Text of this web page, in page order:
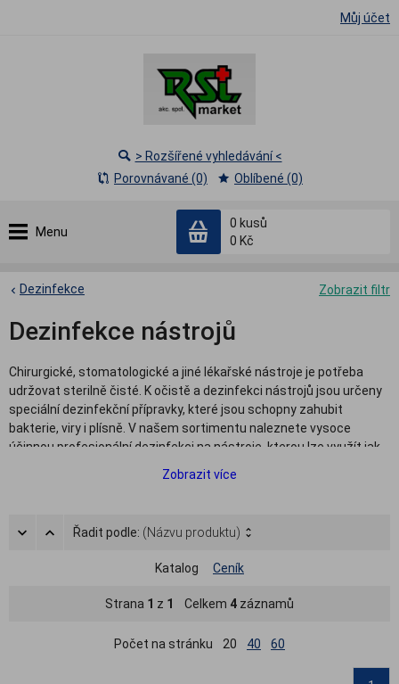
Můj účet
Menu
0 kusů
0 Kč
> Rozšířené vyhledávání <
Porovnávané (0)
Oblíbené (0)
Zobrazit filtr
Dezinfekce
Dezinfekce nástrojů
Chirurgické, stomatologické a jiné lékařské nástroje je potřeba
udržovat sterilně čisté. K očistě a dezinfekci nástrojů jsou určeny
speciální dezinfekční přípravky, které jsou schopny zahubit
bakterie, viry i plísně. V našem sortimentu naleznete vysoce
účinnou profesionální dezinfekci na nástroje, kterou lze využít jak
dezinfekci chirurgických nástrojů, tak pro stomatologické
Zobrazit více
Řadit podle: (Názvu produktu)
Katalog Ceník
Strana 1 z 1 Celkem 4 záznamů
Počet na stránku 20 40 60